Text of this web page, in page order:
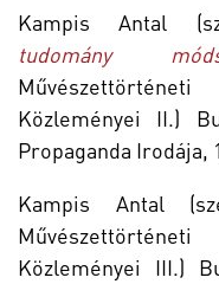
Kampis Antal
tudomány
Közleményei II.)
Propaganda Irodája,
Kampis Antal
Közleményei III.)